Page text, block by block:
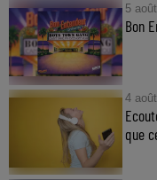
5
Bon
4
que